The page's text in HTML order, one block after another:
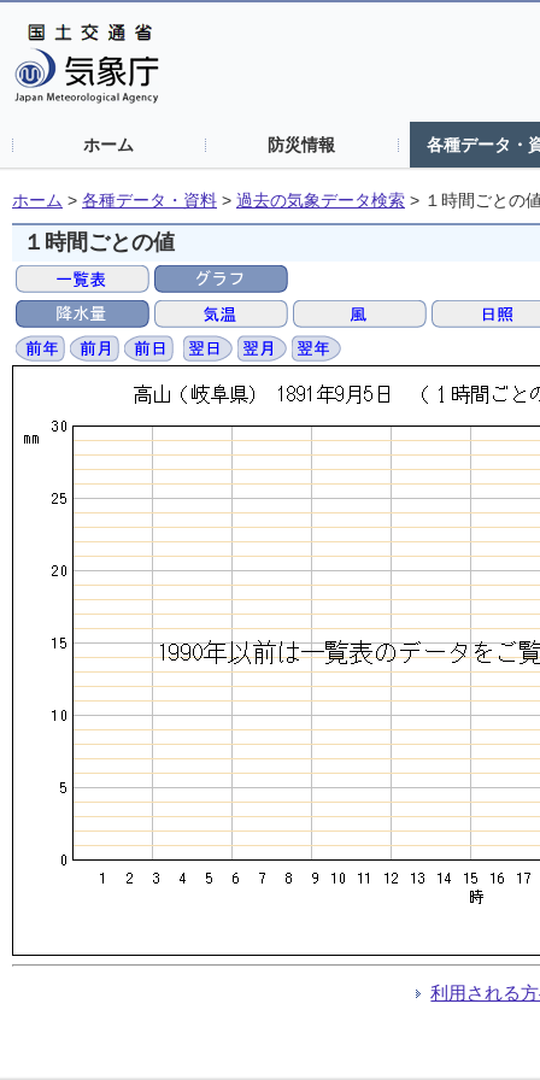
ホーム 防災情報 各種データ・
ホーム > 各種データ・資料 > 過去の気象データ検索 > １時間ごとの
１時間ごとの値
利用される